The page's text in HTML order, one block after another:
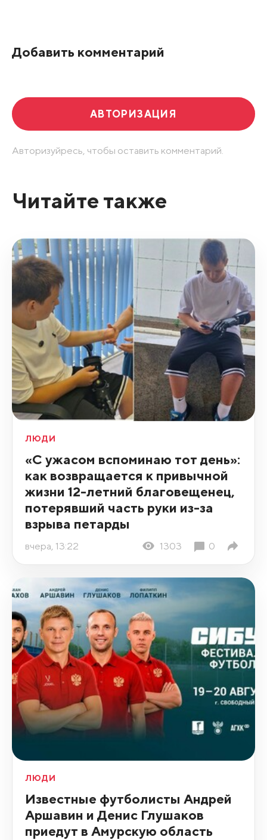
Добавить комментарий
АВТОРИЗАЦИЯ
Авторизуйресь, чтобы оставить комментарий.
Читайте также
ЛЮДИ
«С ужасом вспоминаю тот день»:
как возвращается к привычной
жизни 12-летний благовещенец,
потерявший часть руки из-за
взрыва петарды
вчера, 13:22 1303 0
ЛЮДИ
Известные футболисты Андрей
Аршавин и Денис Глушаков
приедут в Амурскую область